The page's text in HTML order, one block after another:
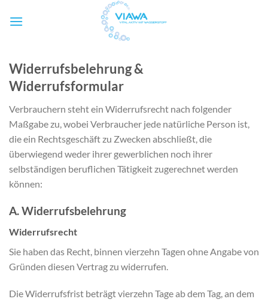
Inhalt
Widerrufsbelehrung &
Widerrufsformular
Verbrauchern steht ein Widerrufsrecht nach folgender
Maßgabe zu, wobei Verbraucher jede natürliche Person ist,
die ein Rechtsgeschäft zu Zwecken abschließt, die
überwiegend weder ihrer gewerblichen noch ihrer
selbständigen beruflichen Tätigkeit zugerechnet werden
können:
A. Widerrufsbelehrung
Widerrufsrecht
Sie haben das Recht, binnen vierzehn Tagen ohne Angabe von
Gründen diesen Vertrag zu widerrufen.
Die Widerrufsfrist beträgt vierzehn Tage ab dem Tag, an dem